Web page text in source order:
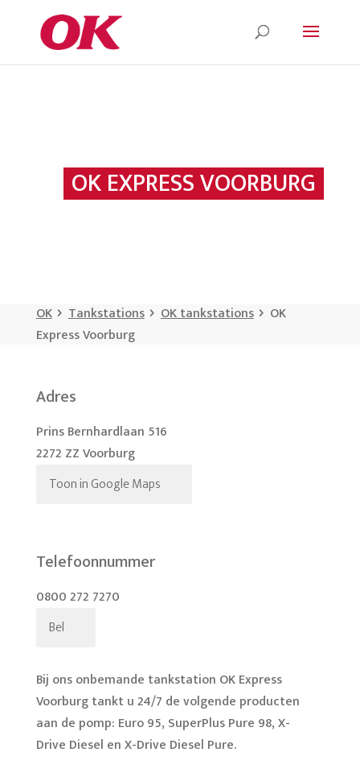
OK EXPRESS VOORBURG
OK Tankstations OK tankstations
OK
Express Voorburg
Adres
Prins Bernhardlaan 516
2272 ZZ Voorburg
Toon in Google Maps
Telefoonnummer
0800 272 7270
Bel
Bij ons onbemande tankstation OK Express
Voorburg tankt u 24/7 de volgende producten
aan de pomp: Euro 95, SuperPlus Pure 98, X-
Drive Diesel en X-Drive Diesel Pure.